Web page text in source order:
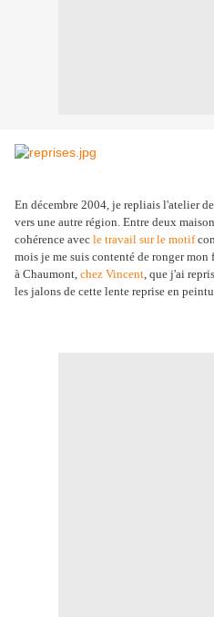
En décembre 2004, je repliais l'atelier
vers une autre région. Entre deux
cohérence avec le travail sur le motif
mois je me suis contenté de ronger
à Chaumont, chez Vincent, que j'ai
les jalons de cette lente reprise en